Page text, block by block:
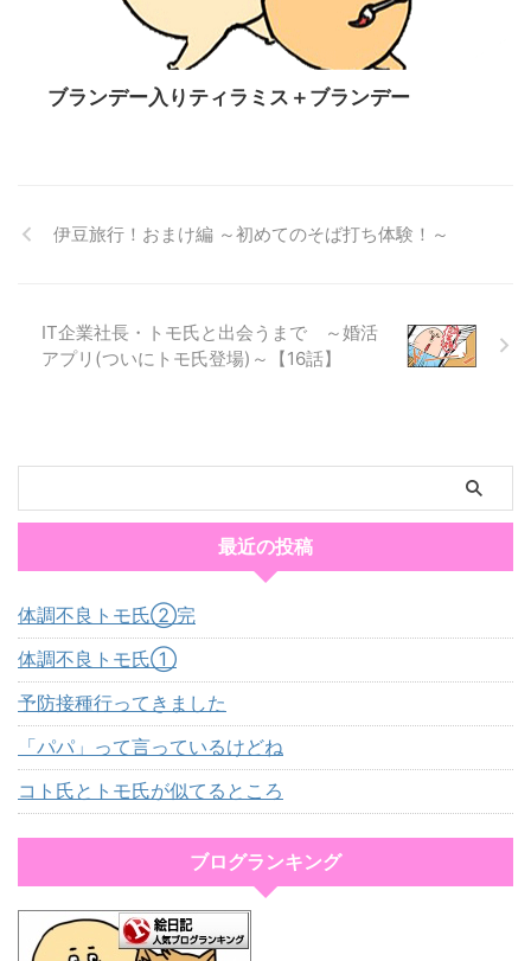
ブランデー入りティラミス＋ブランデー
伊豆旅行！おまけ編 ～初めてのそば打ち体験！～
IT企業社長・トモ氏と出会うまで ～婚活
アプリ(ついにトモ氏登場)～【16話】
最近の投稿
体調不良トモ氏②完
体調不良トモ氏①
予防接種行ってきました
「パパ」って言っているけどね
コト氏とトモ氏が似てるところ
ブログランキング